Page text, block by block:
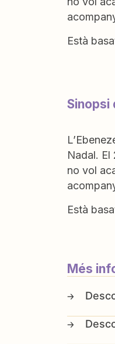
Està
Sinopsi
Nadal. El
no vol
Està
Més